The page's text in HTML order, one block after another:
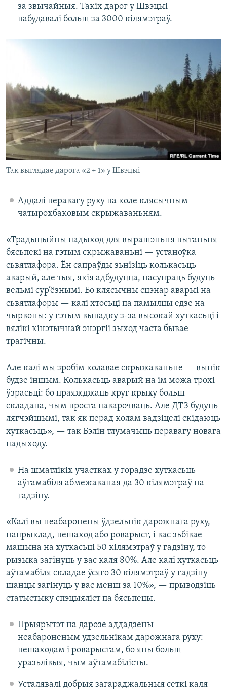
за звычайныя. Такіх дарог у Швэцыі
пабудавалі больш за 3000 кілямэтраў.
Так выглядае дарога «2 + 1» у Швэцыі
Аддалі перавагу руху па коле клясычным
чатырохбаковым скрыжаваньням.
«Традыцыйны падыход для вырашэньня пытаньня
бясьпекі на гэтым скрыжаваньні — устаноўка
сьвятлафора. Ён сапраўды зьнізіць колькасьць
аварый, але тыя, якія адбудуцца, насупраць будуць
вельмі сур’ёзнымі. Бо клясычны сцэнар аварыі на
сьвятлафоры — калі хтосьці па памылцы едзе на
чырвоны: у гэтым выпадку з-за высокай хуткасьці і
вялікі кінэтычнай энэргіі зыход часта бывае
трагічны.
Але калі мы зробім колавае скрыжаваньне — вынік
будзе іншым. Колькасьць аварый на ім можа трохі
ўзрасьці: бо праяжджаць круг крыху больш
складана, чым проста паварочваць. Але ДТЗ будуць
лягчэйшымі, так як перад колам вадзіцелі скідаюць
хуткасьць», — так Бэлін тлумачыць перавагу новага
падыходу.
На шматлікіх участках у горадзе хуткасьць
аўтамабіля абмежаваная да 30 кілямэтраў на
гадзіну.
«Калі вы неабаронены ўдзельнік дарожнага руху,
напрыклад, пешаход або роварыст, і вас зьбівае
машына на хуткасьці 50 кілямэтраў у гадзіну, то
рызыка загінуць у вас каля 80%. Але калі хуткасьць
аўтамабіля складае ўсяго 30 кілямэтраў у гадзіну —
шанцы загінуць у вас менш за 10%», — прыводзіць
статыстыку спэцыяліст па бясьпецы.
Прыярытэт на дарозе аддадзены
неабароненым удзельнікам дарожнага руху:
пешаходам і роварыстам, бо яны больш
уразьлівыя, чым аўтамабілісты.
Усталявалі добрыя загараджальныя сеткі каля